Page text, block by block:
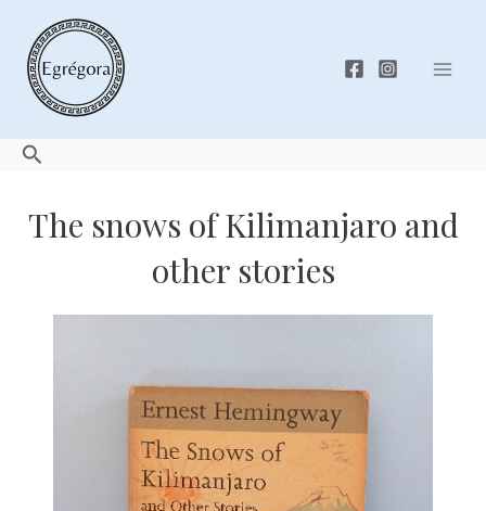
content
Search
The snows of Kilimanjaro and
other stories